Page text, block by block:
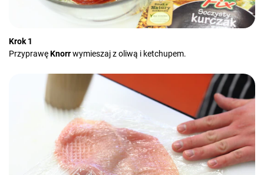
Krok 1
PrzyprawęKnorrwymieszaj z oliwą i ketchupem.